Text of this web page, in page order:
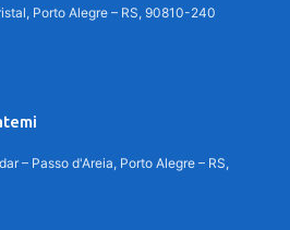
Porto Alegre – RS, 90810-240
– Passo d'Areia, Porto Alegre – RS,